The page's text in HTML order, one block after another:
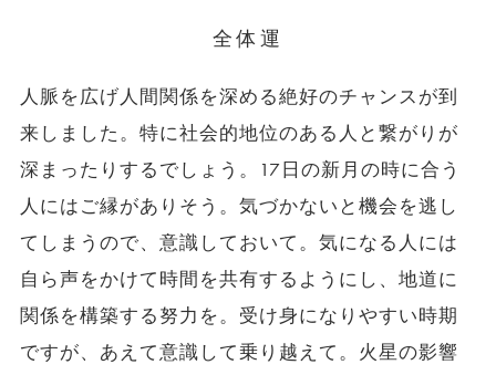
全体運
人脈を広げ人間関係を深める絶好のチャンスが到
来しました。特に社会的地位のある人と繋がりが
深まったりするでしょう。17日の新月の時に合う
人にはご縁がありそう。気づかないと機会を逃し
てしまうので、意識しておいて。気になる人には
自ら声をかけて時間を共有するようにし、地道に
関係を構築する努力を。受け身になりやすい時期
ですが、あえて意識して乗り越えて。火星の影響